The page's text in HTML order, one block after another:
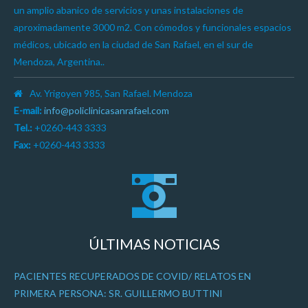
un amplio abanico de servicios y unas instalaciones de
aproximadamente 3000 m2. Con cómodos y funcionales espacios
médicos, ubicado en la ciudad de San Rafael, en el sur de
Mendoza, Argentina..
Av. Yrigoyen 985, San Rafael. Mendoza
E-mail: info@policlinicasanrafael.com
Tel.: +0260-443 3333
Fax: +0260-443 3333
ÚLTIMAS NOTICIAS
PACIENTES RECUPERADOS DE COVID/ RELATOS EN
PRIMERA PERSONA: SR. GUILLERMO BUTTINI